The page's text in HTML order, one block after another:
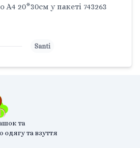
А4 20*30см у пакеті 743263
Santi
та
одягу та взуття